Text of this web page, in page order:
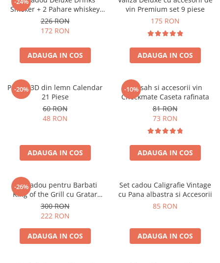
Smoker + 2 Pahare whiskey
Classical
226 RON
172 RON
ADAUGA IN COS
vin Premium set 9 piese
175 RON
ADAUGA IN COS
-20%
Puzzle 3D din lemn Calendar
21 Piese
60 RON
48 RON
ADAUGA IN COS
-10%
Set sah si accesorii vin
Checkmate Caseta rafinata
81 RON
73 RON
ADAUGA IN COS
-26%
Set Cadou pentru Barbati
King of the Grill cu Gratar
Portabil, Sort si Accesorii BBQ
300 RON
222 RON
ADAUGA IN COS
Set cadou Caligrafie Vintage
cu Pana albastra si Accesorii
85 RON
ADAUGA IN COS